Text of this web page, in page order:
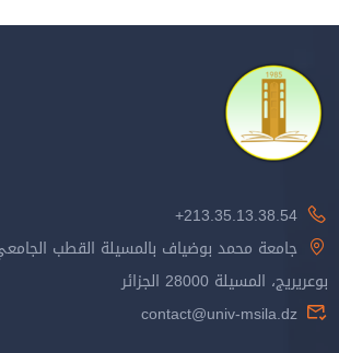
213.35.13.38.54+
جامعة محمد بوضياف بالمسيلة القطب
بوعريريج، المسيلة 28000 الجزائر
contact@univ-msila.dz